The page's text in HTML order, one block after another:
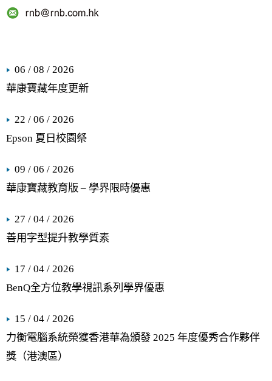
06 / 08 / 2026
華康寶藏年度更新
22 / 06 / 2026
Epson 夏日校園祭
09 / 06 / 2026
華康寶藏教育版 – 學界限時優惠
27 / 04 / 2026
善用字型提升教學質素
17 / 04 / 2026
BenQ全方位教學視訊系列學界優惠
15 / 04 / 2026
力衡電腦系統榮獲香港華為頒發 2025 年度優秀合作夥伴
獎（港澳區）